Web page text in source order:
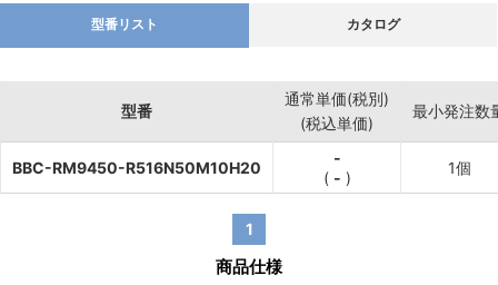
型番リスト カタログ
型番
通常単価(税別)
(税込単価)
最小発注数
BBC-RM9450-R516N50M10H20
-
( - )
1個
1
商品仕様